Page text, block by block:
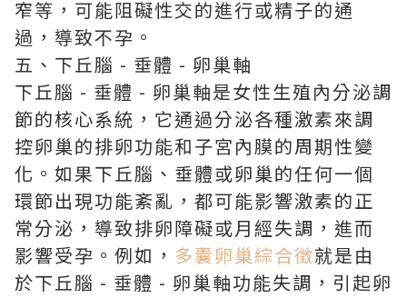
窄等，可能阻礙性交的進行或精子的通
過，導致不孕。
五、下丘腦 - 垂體 - 卵巢軸
下丘腦 - 垂體 - 卵巢軸是女性生殖內分泌調
節的核心系統，它通過分泌各種激素來調
控卵巢的排卵功能和子宮內膜的周期性變
化。如果下丘腦、垂體或卵巢的任何一個
環節出現功能紊亂，都可能影響激素的正
常分泌，導致排卵障礙或月經失調，進而
影響受孕。例如， 多囊卵巢綜合徵就是由
於下丘腦 - 垂體 - 卵巢軸功能失調，引起卵